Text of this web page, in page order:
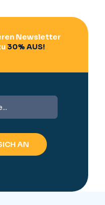
Newsletter
30% AUS!